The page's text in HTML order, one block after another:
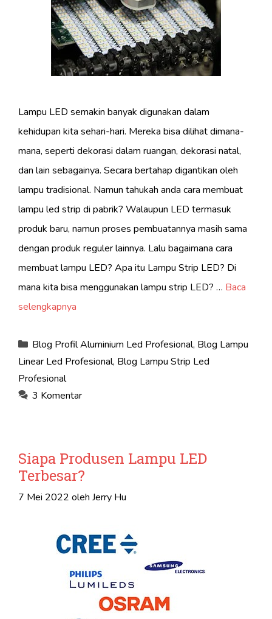
Lampu LED semakin banyak digunakan dalam
kehidupan kita sehari-hari. Mereka bisa dilihat dimana-
mana, seperti dekorasi dalam ruangan, dekorasi natal,
dan lain sebagainya. Secara bertahap digantikan oleh
lampu tradisional. Namun tahukah anda cara membuat
lampu led strip di pabrik? Walaupun LED termasuk
produk baru, namun proses pembuatannya masih sama
dengan produk reguler lainnya. Lalu bagaimana cara
membuat lampu LED? Apa itu Lampu Strip LED? Di
mana kita bisa menggunakan lampu strip LED? … Baca
selengkapnya
Kategori
Blog Profil Aluminium Led Profesional, Blog Lampu
Linear Led Profesional, Blog Lampu Strip Led
Profesional
3 Komentar
Siapa Produsen Lampu LED
Terbesar?
7 Mei 2022 oleh Jerry Hu